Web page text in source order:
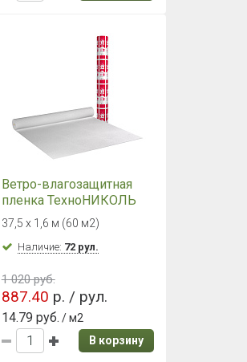
Ветро-влагозащитная
пленка ТехноНИКОЛЬ
ДАЧА А, 60 м2
37,5 х 1,6 м (60 м2)
Наличие: 72 рул.
1 020 руб.
887.40 р. / рул.
14.79 руб. / м2
В корзину